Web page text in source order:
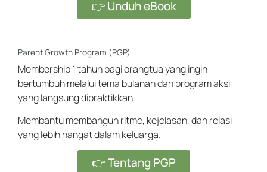
👉 Unduh eBook
Parent Growth Program (PGP)
Membership 1 tahun bagi orangtua yang ingin
bertumbuh melalui tema bulanan dan program aksi
yang langsung dipraktikkan.
Membantu membangun ritme, kejelasan, dan relasi
yang lebih hangat dalam keluarga.
👉 Tentang PGP